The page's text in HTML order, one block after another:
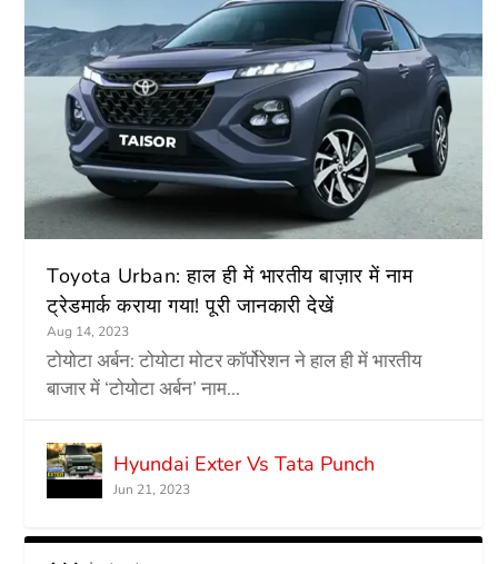
Toyota Urban: हाल ही में भारतीय बाज़ार में नाम
ट्रेडमार्क कराया गया! पूरी जानकारी देखें
Aug 14, 2023
टोयोटा अर्बन: टोयोटा मोटर कॉर्पोरेशन ने हाल ही में भारतीय
बाजार में ‘टोयोटा अर्बन’ नाम...
Hyundai Exter Vs Tata Punch
Jun 21, 2023